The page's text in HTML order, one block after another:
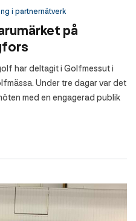
i partnernätverk
på
har deltagit i Golfmessut i
Under tre dagar var det
med en engagerad publik